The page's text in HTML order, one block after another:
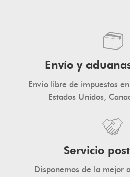
Envío y
Envio libre de impuestos
Estados Unidos,
Servicio
Disponemos de la mejor